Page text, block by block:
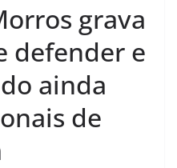
grava
defender e
ainda
de